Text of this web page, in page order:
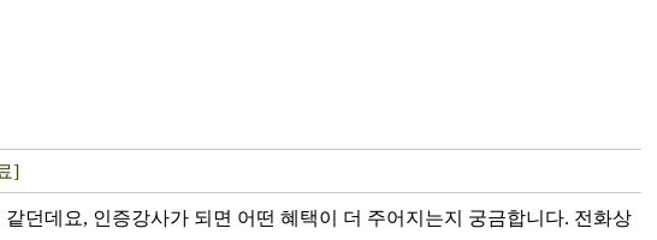
]
던데요, 인증강사가 되면 어떤 혜택이 더 주어지는지 궁금합니다. 전화상